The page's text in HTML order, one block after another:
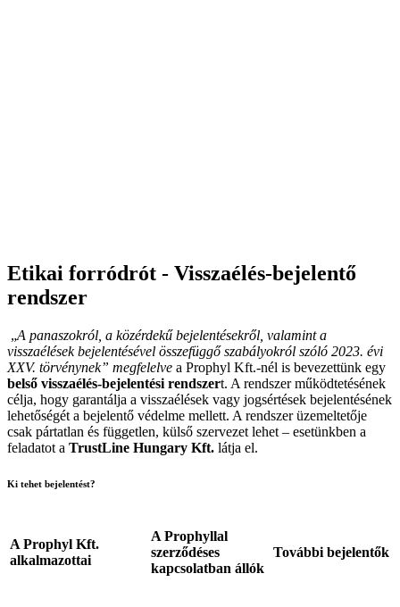
Etikai forródrót - Visszaélés-bejelentő
rendszer
„A panaszokról, a közérdekű bejelentésekről, valamint a
visszaélések bejelentésével összefüggő szabályokról szóló 2023. évi
XXV. törvénynek” megfelelve a Prophyl Kft.-nél is bevezettünk egy
belső visszaélés-bejelentési rendszert. A rendszer működtetésének
célja, hogy garantálja a visszaélések vagy jogsértések bejelentésének
lehetőségét a bejelentő védelme mellett. A rendszer üzemeltetője
csak pártatlan és független, külső szervezet lehet – esetünkben a
feladatot a TrustLine Hungary Kft. látja el.
Ki tehet bejelentést?
A Prophyl Kft.
alkalmazottai
A Prophyllal
szerződéses
kapcsolatban állók
További bejelentők